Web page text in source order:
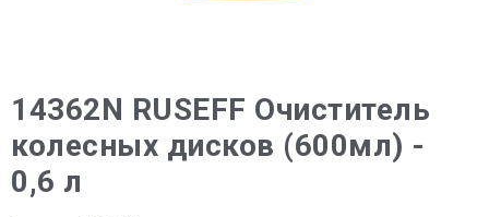
14362N RUSEFF Очиститель
колесных дисков (600мл) -
0,6 л